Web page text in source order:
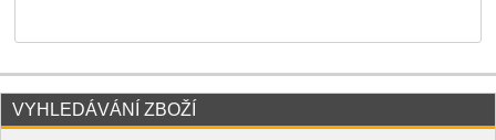
VYHLEDÁVÁNÍ ZBOŽÍ